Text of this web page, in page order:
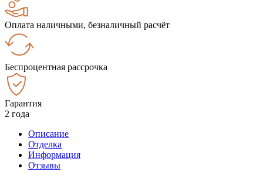
Оплата наличными, безналичный расчёт
Беспроцентная рассрочка
Гарантия
2 года
Описание
Отделка
Информация
Отзывы